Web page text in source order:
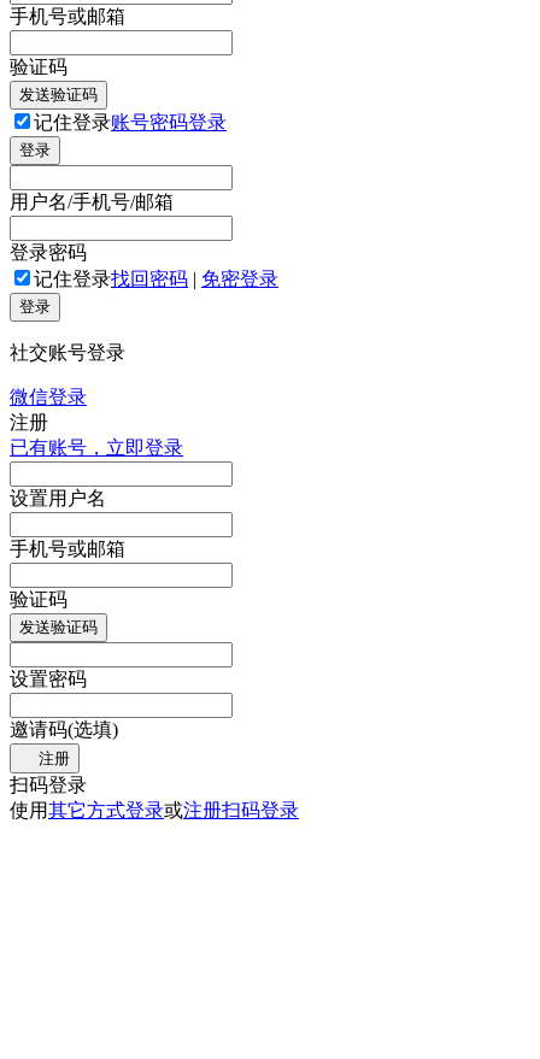
手机号或邮箱
验证码
发送验证码
记住登录账号密码登录
登录
用户名/手机号/邮箱
登录密码
记住登录找回密码 | 免密登录
登录
社交账号登录
微信登录
注册
已有账号，立即登录
设置用户名
手机号或邮箱
验证码
发送验证码
设置密码
邀请码(选填)
注册
扫码登录
使用其它方式登录或注册扫码登录